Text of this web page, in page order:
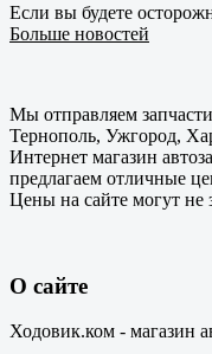
Если вы будете
Больше новостей
Мы отправляем
Тернополь, Ужгород,
Интернет магазин
предлагаем отличные
Цены на сайте могут не
О сайте
Ходовик.ком - магазин